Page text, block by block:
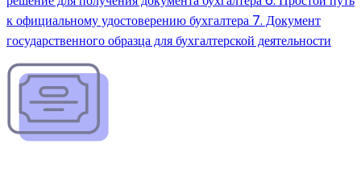
к официальному удостоверению бухгалтера 7. Документ
государственного образца для бухгалтерской деятельности